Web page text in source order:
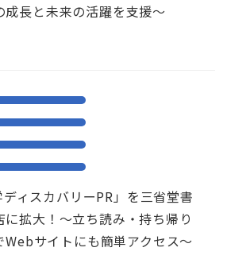
成長と未来の活躍を支援～
ィスカバリーPR」を三省堂書
拡大！〜立ち読み・持ち帰り
Webサイトにも簡単アクセス～